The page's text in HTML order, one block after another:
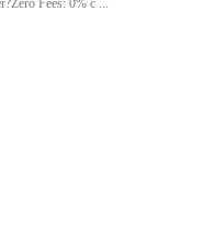
Fees: 0% c ...